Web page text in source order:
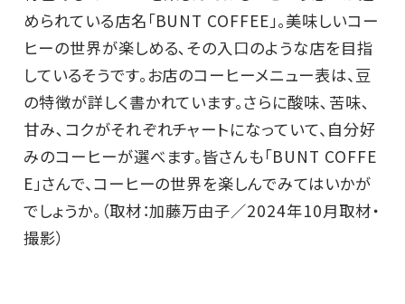
められている店名「BUNT COFFEE」。美味しいコー
ヒーの世界が楽しめる､その入口のような店を目指
しているそうです。お店のコーヒーメニュー表は、豆
の特徴が詳しく書かれています。さらに酸味､苦味､
甘み､コクがそれぞれチャートになっていて、自分好
みのコーヒーが選べます。皆さんも「BUNT COFFE
E」さんで、コーヒーの世界を楽しんでみてはいかが
でしょうか。（取材：加藤万由子／2024年10月取材・
撮影）